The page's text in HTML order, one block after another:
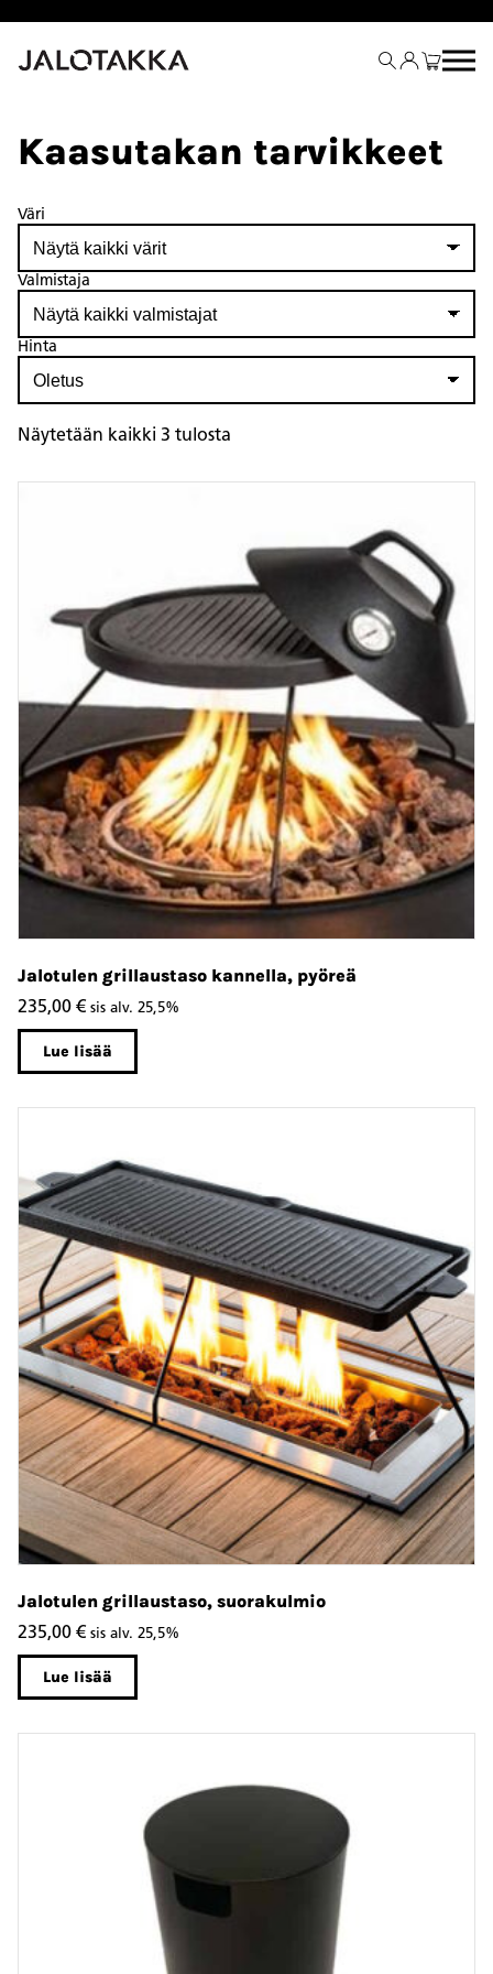
Kaasutakan tarvikkeet
Väri
Valmistaja
Hinta
Näytetään kaikki 3 tulosta
Jalotulen grillaustaso kannella, pyöreä
235,00 € sis alv. 25,5%
Lue lisää
Jalotulen grillaustaso, suorakulmio
235,00 € sis alv. 25,5%
Lue lisää